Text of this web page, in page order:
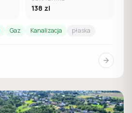
138 zl
Gaz Kanalizacja płaska